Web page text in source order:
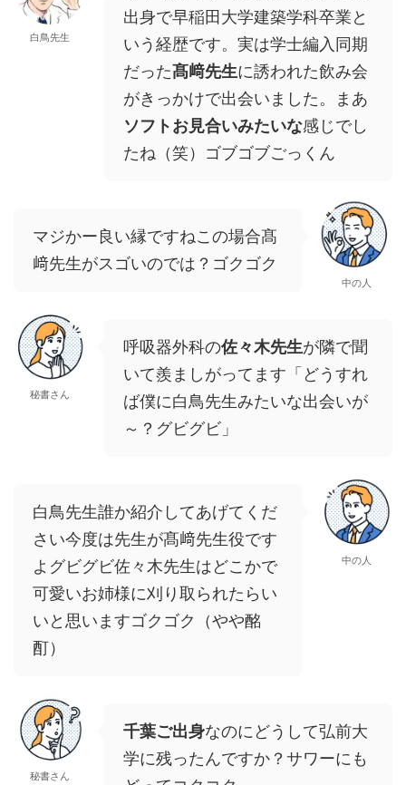
白鳥先生
出身で早稲田大学建築学科卒業と
いう経歴です。実は学士編入同期
だった髙﨑先生に誘われた飲み会
がきっかけで出会いました。まあ
ソフトお見合いみたいな感じでし
たね（笑）ゴブゴブごっくん
マジかー良い縁ですねこの場合髙
﨑先生がスゴいのでは？ゴクゴク
中の人
秘書さん
呼吸器外科の佐々木先生が隣で聞
いて羨ましがってます「どうすれ
ば僕に白鳥先生みたいな出会いが
～？グビグビ」
白鳥先生誰か紹介してあげてくだ
さい今度は先生が髙﨑先生役です
よグビグビ佐々木先生はどこかで
可愛いお姉様に刈り取られたらい
いと思いますゴクゴク（やや酩
酊）
中の人
秘書さん
千葉ご出身なのにどうして弘前大
学に残ったんですか？サワーにも